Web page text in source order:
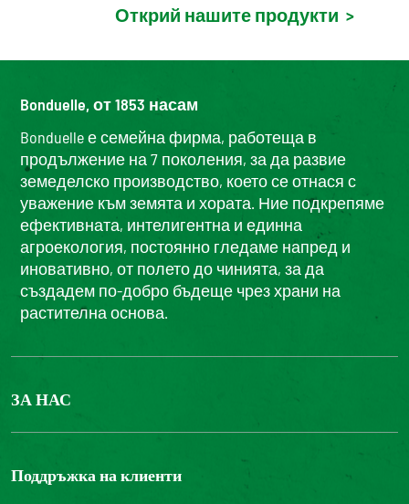
Открий нашите продукти >
Bonduelle, от 1853 насам
Bonduelle е семейна фирма, работеща в
продължение на 7 поколения, за да развие
земеделско производство, което се отнася с
уважение към земята и хората. Ние подкрепяме
ефективната, интелигентна и единна
агроекология, постоянно гледаме напред и
иновативно, от полето до чинията, за да
създадем по-добро бъдеще чрез храни на
растителна основа.
ЗА НАС
БОНДЮЕЛ ГРУП
Поддръжка на клиенти